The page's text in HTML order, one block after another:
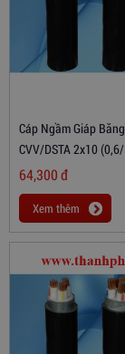
Cáp Ngầm Giáp
CVV/DSTA 2x10
64,300đ
Xem thêm